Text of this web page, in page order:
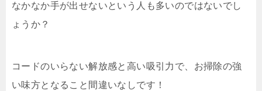
なかなか手が出せないという人も多いのではないでし
ょうか？
コードのいらない解放感と高い吸引力で、お掃除の強
い味方となること間違いなしです！